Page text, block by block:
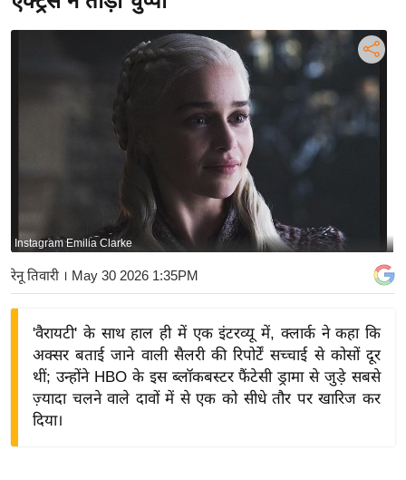
र
बि
ज़
ने
द्यो
Instagram Emilia Clarke
रेनू तिवारी । May 30 2026 1:35PM
'वैरायटी' के साथ हाल ही में एक इंटरव्यू में, क्लार्क ने कहा कि
अक्सर बताई जाने वाली सैलरी की रिपोर्टें सच्चाई से कोसों दूर
थीं; उन्होंने HBO के इस ब्लॉकबस्टर फैंटेसी ड्रामा से जुड़े सबसे
ज़्यादा चलने वाले दावों में से एक को सीधे तौर पर खारिज कर
दिया।